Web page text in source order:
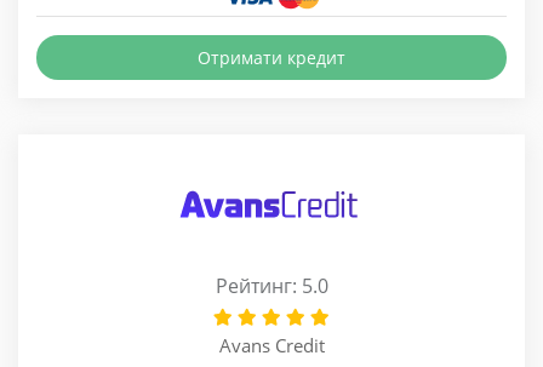
Отримати кредит
Рейтинг: 5.0
Avans Credit